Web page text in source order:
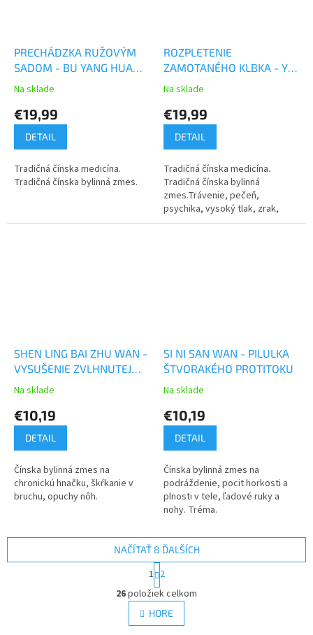
PRECHÁDZKA RUŽOVÝM
SADOM - BU YANG HUAN
WU JIA JIAN WAN - TCM
Na sklade
€19,99
DETAIL
Tradičná čínska medicína.
Tradičná čínska bylinná zmes.
ROZPLETENIE
ZAMOTANÉHO KLBKA - YI
GUAN JIAN WAN mod. -
Na sklade
€19,99
DETAIL
Tradičná čínska medicína.
Tradičná čínska bylinná
zmes.Trávenie, pečeň,
psychika, vysoký tlak, zrak,
gynekologické problémy.
SHEN LING BAI ZHU WAN -
VYSUŠENIE ZVLHNUTEJ
KRAJINY
Na sklade
€10,19
DETAIL
Čínska bylinná zmes na
chronickú hnačku, škŕkanie v
bruchu, opuchy nôh.
SI NI SAN WAN - PILULKA
ŠTVORAKÉHO PROTITOKU
Na sklade
€10,19
DETAIL
Čínska bylinná zmes na
podráždenie, pocit horkosti a
plnosti v tele, ľadové ruky a
nohy. Tréma.
O
v
l
á
NAČÍTAŤ 8 ĎALŠÍCH
S
t
r
á
n
k
1 2
26položiek celkom
HORE